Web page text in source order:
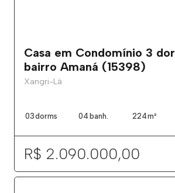
Casa em Condomínio 3
bairro Amaná (15398)
Xangri-Lá
03dorms 04 banh. 224m²
R$ 2.090.000,00